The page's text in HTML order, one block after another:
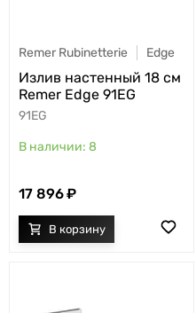
Remer Rubinetterie Edge
Излив настенный 18 см
Remer Edge 91EG
91EG
8
17 896